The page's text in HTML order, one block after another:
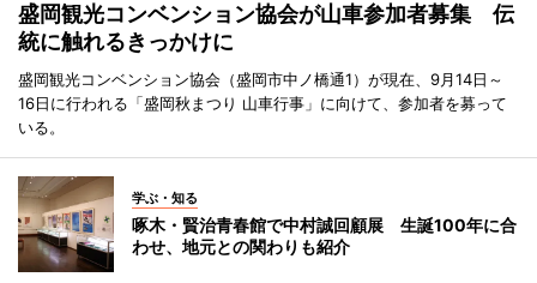
盛岡観光コンベンション協会が山車参加者募集 伝
統に触れるきっかけに
盛岡観光コンベンション協会（盛岡市中ノ橋通1）が現在、9月14日～
16日に行われる「盛岡秋まつり 山車行事」に向けて、参加者を募って
いる。
学ぶ・知る
啄木・賢治青春館で中村誠回顧展 生誕100年に合
わせ、地元との関わりも紹介